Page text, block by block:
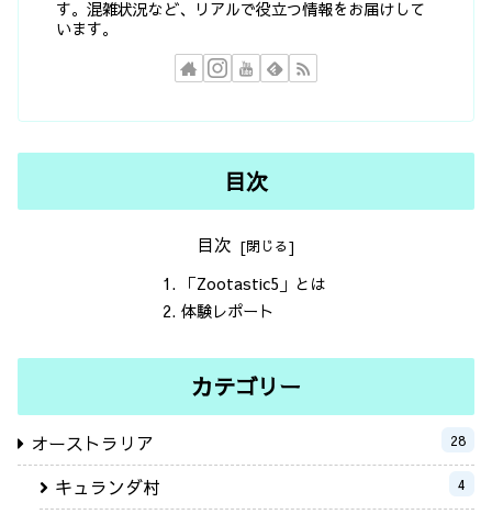
す。混雑状況など、リアルで役立つ情報をお届けして
います。
目次
目次
「Zootastic5」とは
体験レポート
カテゴリー
オーストラリア 28
キュランダ村 4